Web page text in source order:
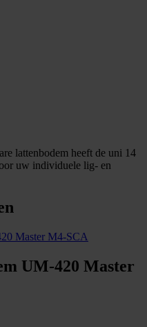
lattenbodem heeft de uni 14
uw individuele lig- en
UM-420 Master